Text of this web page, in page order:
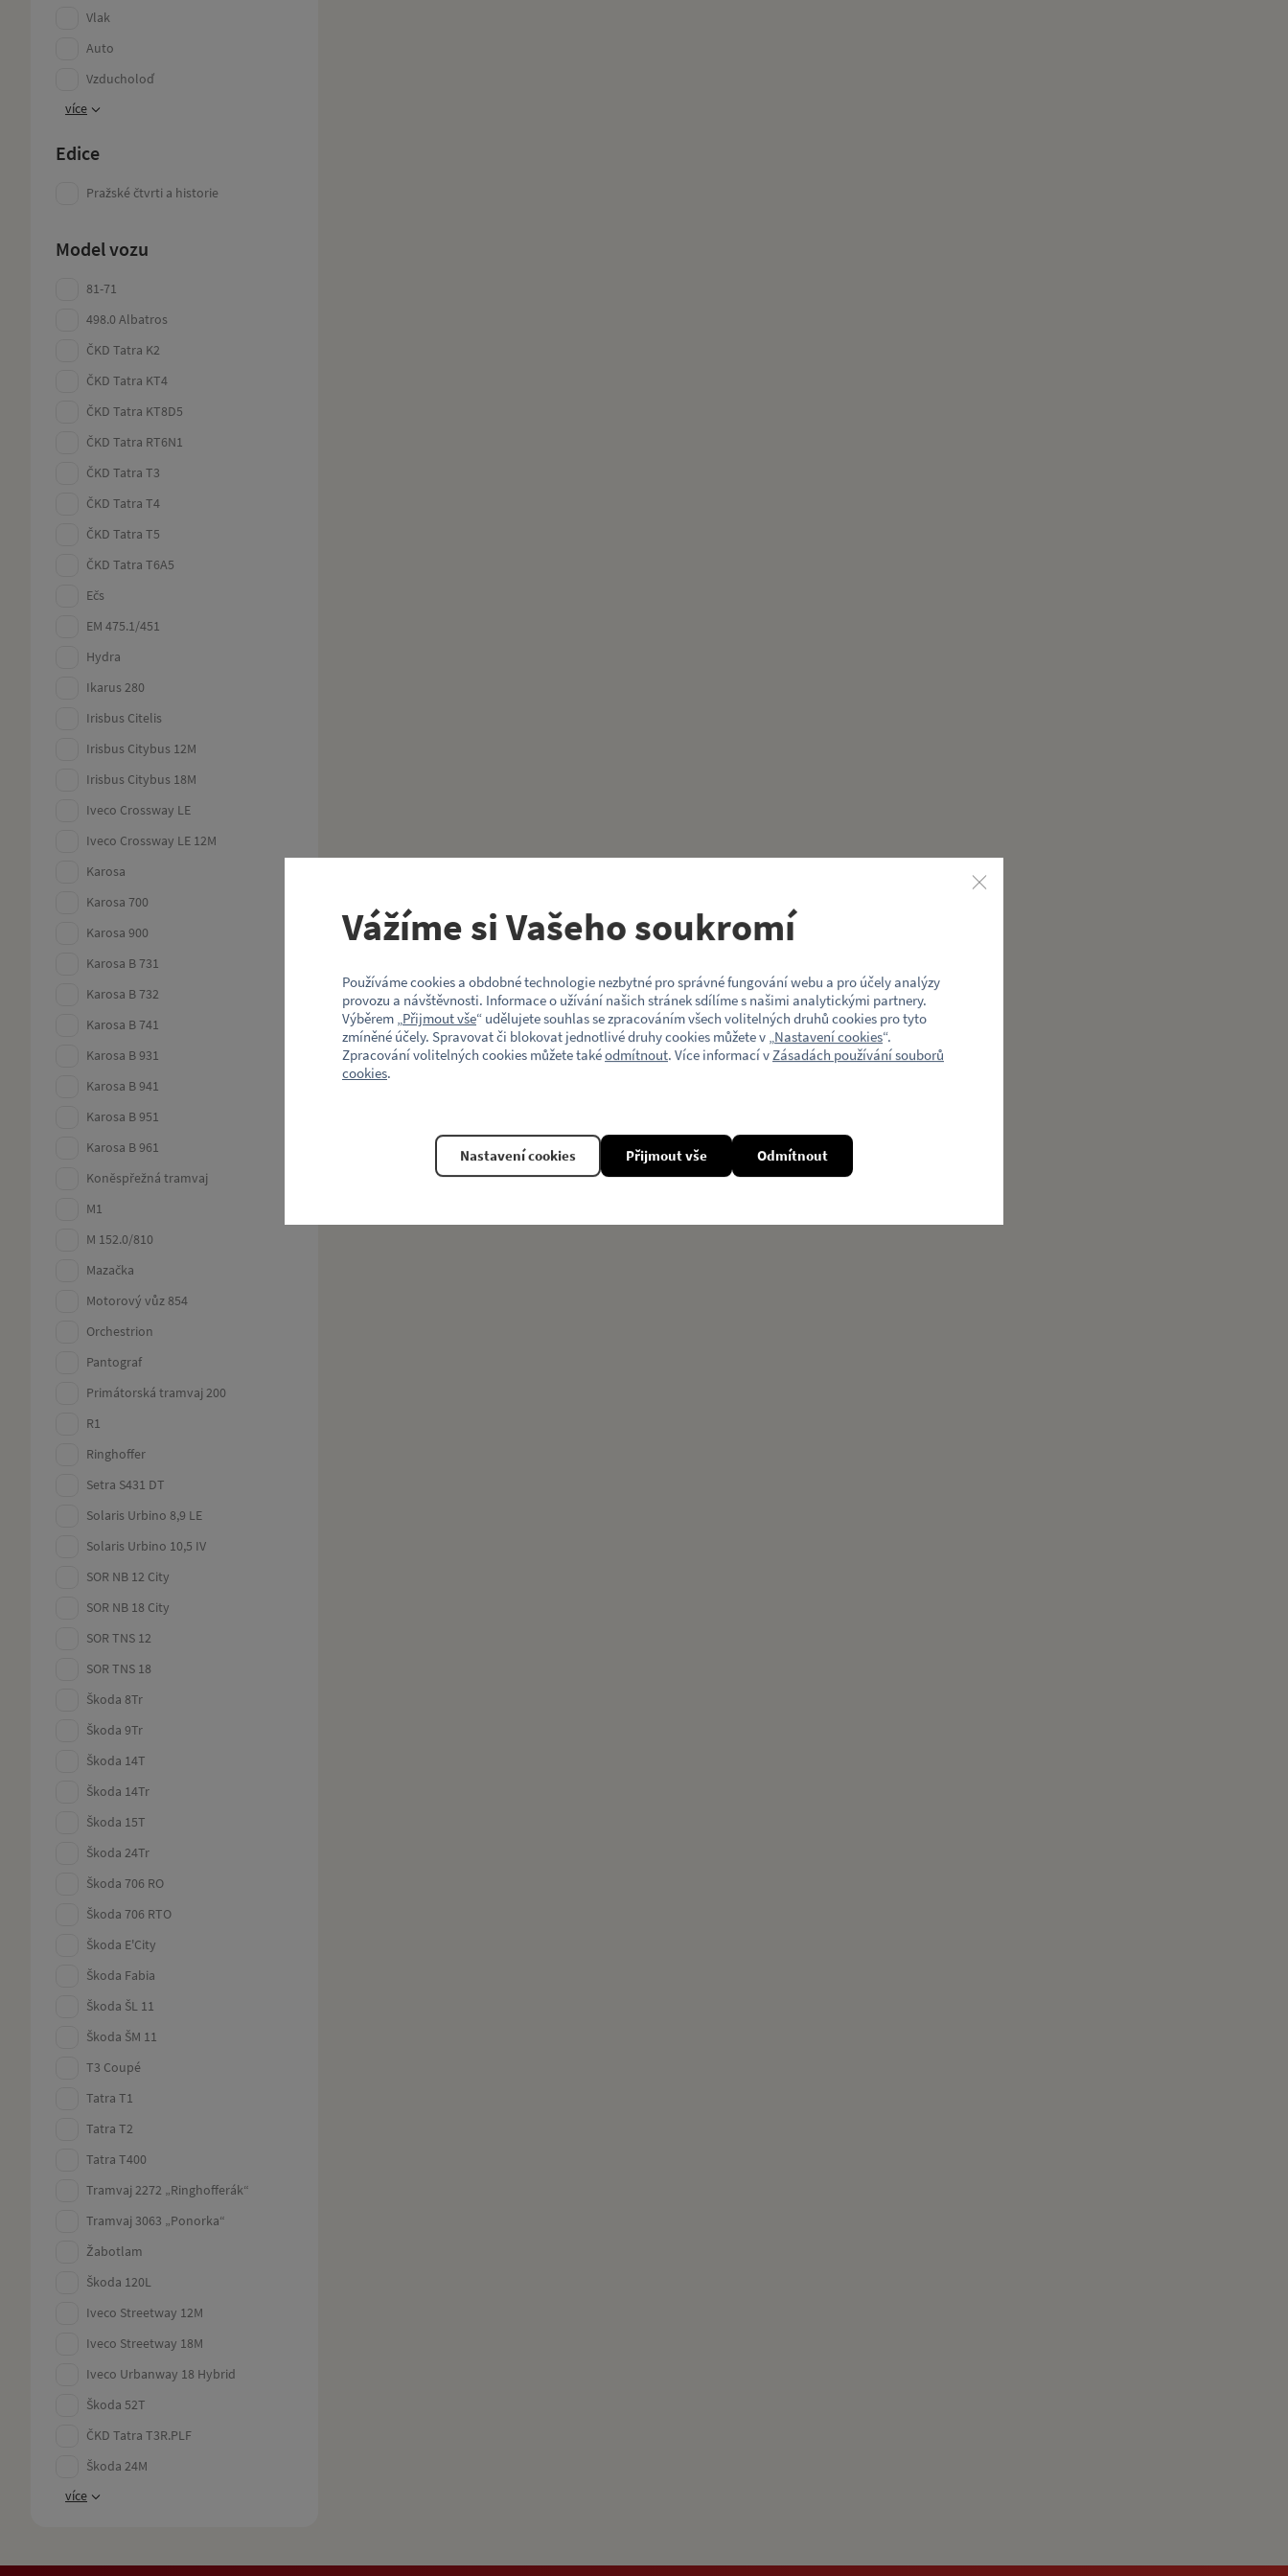
Vlak
Auto
Vzducholoď
více
Edice
Pražské čtvrti a historie
Model vozu
81-71
498.0 Albatros
ČKD Tatra K2
ČKD Tatra KT4
ČKD Tatra KT8D5
ČKD Tatra RT6N1
ČKD Tatra T3
ČKD Tatra T4
ČKD Tatra T5
ČKD Tatra T6A5
Ečs
EM 475.1/451
Hydra
Ikarus 280
Irisbus Citelis
Irisbus Citybus 12M
Irisbus Citybus 18M
Iveco Crossway LE
Iveco Crossway LE 12M
Karosa
Karosa 700
Karosa 900
Karosa B 731
Karosa B 732
Karosa B 741
Karosa B 931
Karosa B 941
Karosa B 951
Karosa B 961
Koněspřežná tramvaj
M1
M 152.0/810
Mazačka
Motorový vůz 854
Orchestrion
Pantograf
Primátorská tramvaj 200
R1
Ringhoffer
Setra S431 DT
Solaris Urbino 8,9 LE
Solaris Urbino 10,5 IV
SOR NB 12 City
SOR NB 18 City
SOR TNS 12
SOR TNS 18
Škoda 8Tr
Škoda 9Tr
Škoda 14T
Škoda 14Tr
Škoda 15T
Škoda 24Tr
Škoda 706 RO
Škoda 706 RTO
Škoda E'City
Škoda Fabia
Škoda ŠL 11
Škoda ŠM 11
T3 Coupé
Tatra T1
Tatra T2
Tatra T400
Tramvaj 2272 „Ringhofferák“
Tramvaj 3063 „Ponorka“
Žabotlam
Škoda 120L
Iveco Streetway 12M
Iveco Streetway 18M
Iveco Urbanway 18 Hybrid
Škoda 52T
ČKD Tatra T3R.PLF
Škoda 24M
více
Vážíme si Vašeho soukromí
Používáme cookies a obdobné technologie nezbytné pro správné fungování webu a pro účely analýzy
provozu a návštěvnosti. Informace o užívání našich stránek sdílíme s našimi analytickými partnery.
Výběrem „Přijmout vše“ udělujete souhlas se zpracováním všech volitelných druhů cookies pro tyto
zmíněné účely. Spravovat či blokovat jednotlivé druhy cookies můžete v „Nastavení cookies“.
Zpracování volitelných cookies můžete takéodmítnout. Více informací vZásadách používání souborů
cookies.
Odmítnout
Nastavení cookies Přijmout vše